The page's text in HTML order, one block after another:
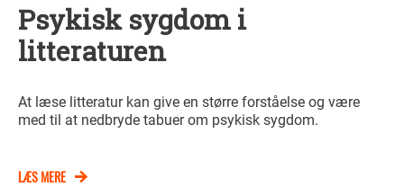
Psykisk sygdom i
litteraturen
At læse litteratur kan give en større forståelse og være
med til at nedbryde tabuer om psykisk sygdom.
LÆS MERE